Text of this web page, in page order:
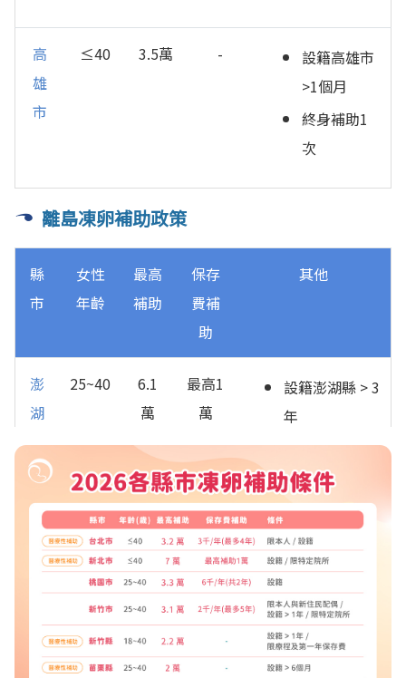
高
雄
市
≤40 3.5萬 -
設籍高雄市
>1個月
終身補助1
次
離島凍卵補助政策
縣
市
女性
年齡
最高
補助
保存
費補
助
其他
澎
湖
縣
25~40
6.1
萬
最高1
萬
設籍澎湖縣 > 3
年
保存費2千/年
最多補助 5年
終身補助1次